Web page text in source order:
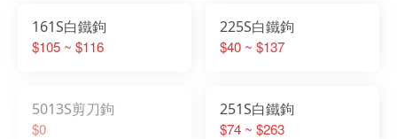
161S白鐵鉤
$105 ~ $116
225S白鐵鉤
$40 ~ $137
5013S剪刀鉤
$0
251S白鐵鉤
$74 ~ $263